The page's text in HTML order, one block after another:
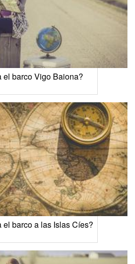
el barco Vigo Baiona?
el barco a las Islas Cíes?